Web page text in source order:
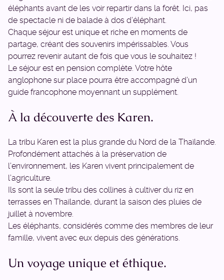
éléphants avant de les voir repartir dans la forêt. Ici, pas
de spectacle ni de balade à dos d’éléphant.
Chaque séjour est unique et riche en moments de
partage, créant des souvenirs impérissables. Vous
pourrez revenir autant de fois que vous le souhaitez !
Le séjour est en pension complète. Votre hôte
anglophone sur place pourra être accompagné d’un
guide francophone moyennant un supplément.
À la découverte des Karen.
La tribu Karen est la plus grande du Nord de la Thaïlande.
Profondément attachés à la préservation de
l’environnement, les Karen vivent principalement de
l’agriculture.
Ils sont la seule tribu des collines à cultiver du riz en
terrasses en Thaïlande, durant la saison des pluies de
juillet à novembre.
Les éléphants, considérés comme des membres de leur
famille, vivent avec eux depuis des générations.
Un voyage unique et éthique.